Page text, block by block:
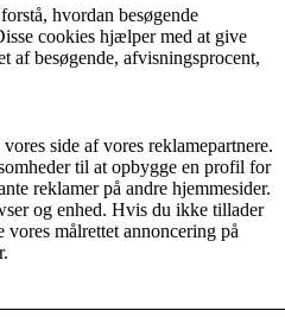
hvordan besøgende
cookies hjælper med at give
af besøgende, afvisningsprocent,
side af vores reklamepartnere.
til at opbygge en profil for
reklamer på andre hjemmesider.
og enhed. Hvis du ikke tillader
målrettet annoncering på